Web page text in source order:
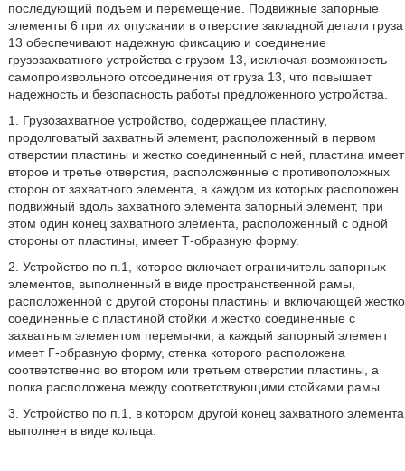
последующий подъем и перемещение. Подвижные запорные
элементы 6 при их опускании в отверстие закладной детали груза
13 обеспечивают надежную фиксацию и соединение
грузозахватного устройства с грузом 13, исключая возможность
самопроизвольного отсоединения от груза 13, что повышает
надежность и безопасность работы предложенного устройства.
1. Грузозахватное устройство, содержащее пластину,
продолговатый захватный элемент, расположенный в первом
отверстии пластины и жестко соединенный с ней, пластина имеет
второе и третье отверстия, расположенные с противоположных
сторон от захватного элемента, в каждом из которых расположен
подвижный вдоль захватного элемента запорный элемент, при
этом один конец захватного элемента, расположенный с одной
стороны от пластины, имеет Т-образную форму.
2. Устройство по п.1, которое включает ограничитель запорных
элементов, выполненный в виде пространственной рамы,
расположенной с другой стороны пластины и включающей жестко
соединенные с пластиной стойки и жестко соединенные с
захватным элементом перемычки, а каждый запорный элемент
имеет Г-образную форму, стенка которого расположена
соответственно во втором или третьем отверстии пластины, а
полка расположена между соответствующими стойками рамы.
3. Устройство по п.1, в котором другой конец захватного элемента
выполнен в виде кольца.